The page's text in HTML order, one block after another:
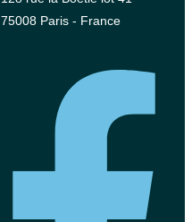
75008 Paris - France